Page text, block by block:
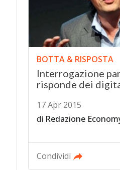
BOTTA & RISPOSTA
Interrogazione
risponde dei
17 Apr 2015
di Redazione
Condividi